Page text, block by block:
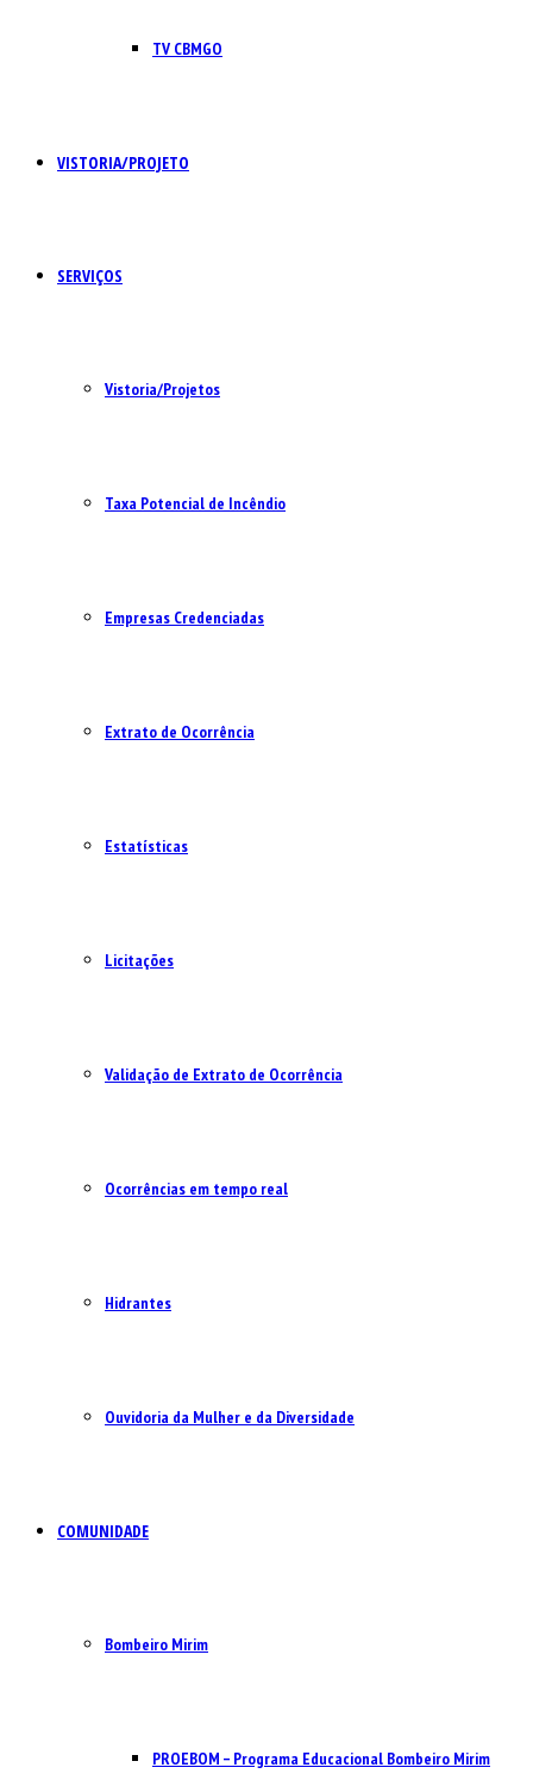
TV CBMGO
VISTORIA/PROJETO
SERVIÇOS
Vistoria/Projetos
Taxa Potencial de Incêndio
Empresas Credenciadas
Extrato de Ocorrência
Estatísticas
Licitações
Validação de Extrato de Ocorrência
Ocorrências em tempo real
Hidrantes
Ouvidoria da Mulher e da Diversidade
COMUNIDADE
Bombeiro Mirim
PROEBOM – Programa Educacional Bombeiro Mirim